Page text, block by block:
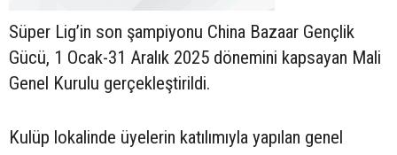
Süper Lig’in son şampiyonu China Bazaar Gençlik
Gücü, 1 Ocak-31 Aralık 2025 dönemini kapsayan Mali
Genel Kurulu gerçekleştirildi.
Kulüp lokalinde üyelerin katılımıyla yapılan genel